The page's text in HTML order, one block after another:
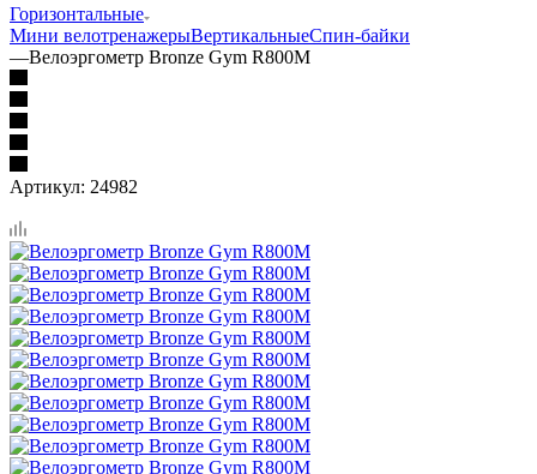
Горизонтальные
Мини велотренажерыВертикальныеСпин-байки
—Велоэргометр Bronze Gym R800M
Артикул: 24982